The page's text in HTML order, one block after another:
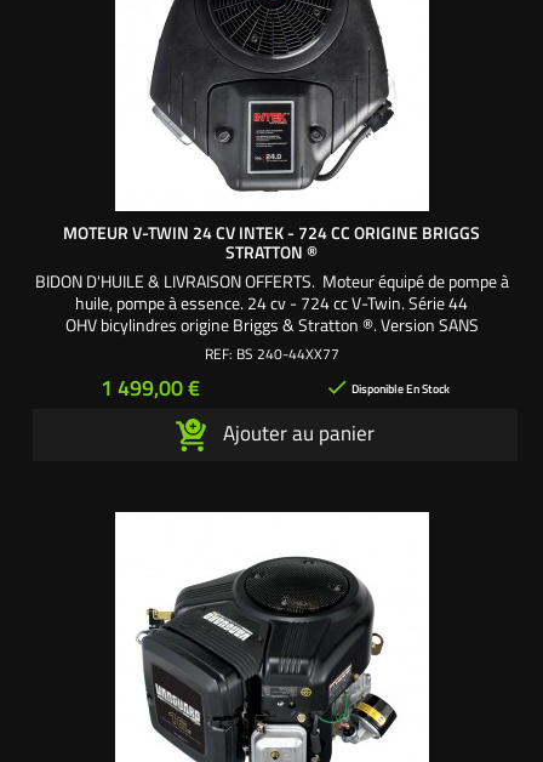
MOTEUR V-TWIN 24 CV INTEK - 724 CC ORIGINE BRIGGS
STRATTON ®
BIDON D'HUILE & LIVRAISON OFFERTS. Moteur équipé de pompe à
huile, pompe à essence. 24 cv - 724 cc V-Twin. Série 44
OHV bicylindres origine Briggs & Stratton ®. Version SANS
ÉCHAPPEMENT. Pour la majorité des marques de tracteurs
soupapes en tête. Système anti vibrations AVS (Anti-Vibration...
REF: BS 240-44XX77
Prix
1 499,00 €  Disponible En Stock
Ajouter au panier